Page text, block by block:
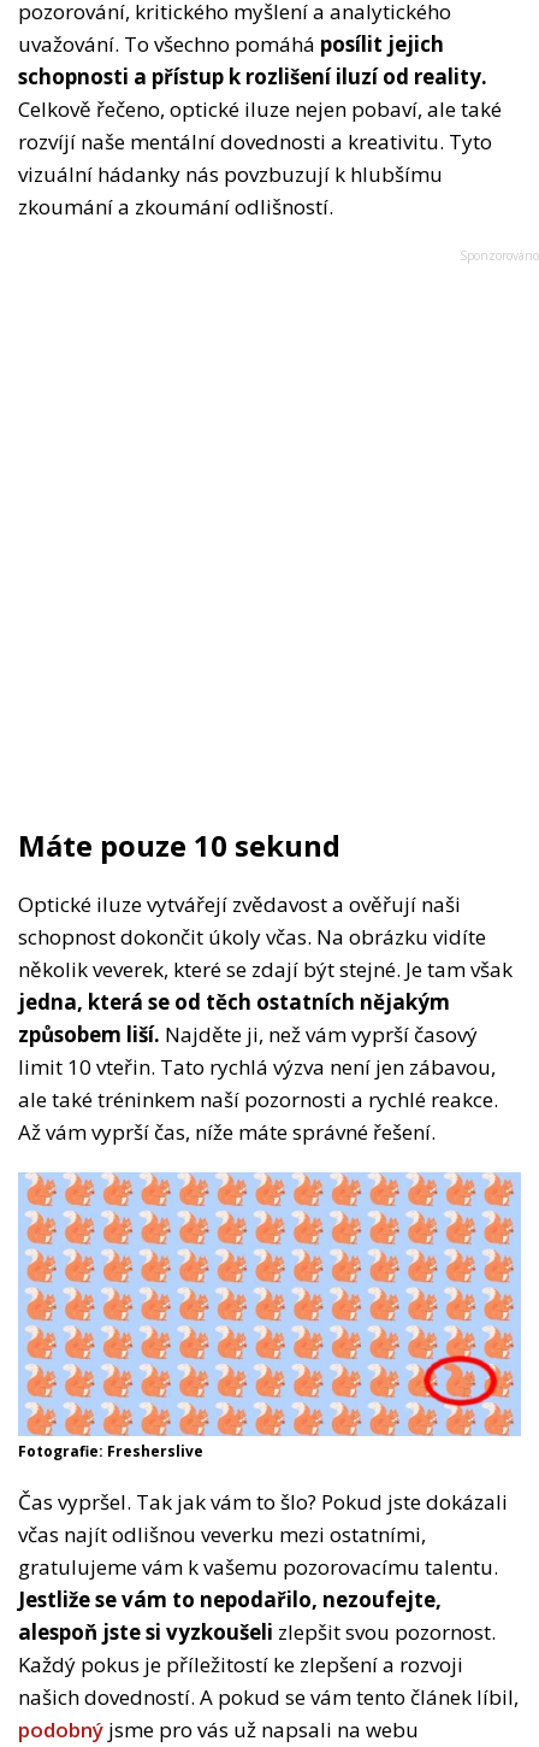
pozorování, kritického myšlení a analytického
uvažování. To všechno pomáhá posílit jejich
schopnosti a přístup k rozlišení iluzí od reality.
Celkově řečeno, optické iluze nejen pobaví, ale také
rozvíjí naše mentální dovednosti a kreativitu. Tyto
vizuální hádanky nás povzbuzují k hlubšímu
zkoumání a zkoumání odlišností.
Máte pouze 10 sekund
Optické iluze vytvářejí zvědavost a ověřují naši
schopnost dokončit úkoly včas. Na obrázku vidíte
několik veverek, které se zdají být stejné. Je tam však
jedna, která se od těch ostatních nějakým
způsobem liší. Najděte ji, než vám vyprší časový
limit 10 vteřin. Tato rychlá výzva není jen zábavou,
ale také tréninkem naší pozornosti a rychlé reakce.
Až vám vyprší čas, níže máte správné řešení.
Fotografie: Fresherslive
Čas vypršel. Tak jak vám to šlo? Pokud jste dokázali
včas najít odlišnou veverku mezi ostatními,
gratulujeme vám k vašemu pozorovacímu talentu.
Jestliže se vám to nepodařilo, nezoufejte,
alespoň jste si vyzkoušeli zlepšit svou pozornost.
Každý pokus je příležitostí ke zlepšení a rozvoji
našich dovedností. A pokud se vám tento článek líbil,
podobný jsme pro vás už napsali na webu